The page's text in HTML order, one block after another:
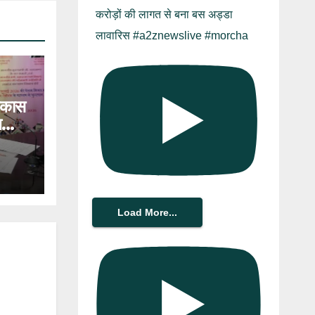
करोड़ों की लागत से बना बस अड्डा
लावारिस #a2znewslive #morcha
Load More...